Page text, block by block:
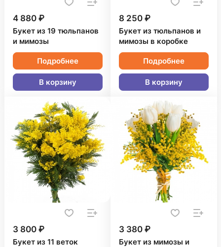
4 880 ₽
Букет из 19 тюльпанов
и мимозы
Подробнее
В корзину
8 250 ₽
Букет из тюльпанов и
мимозы в коробке
Подробнее
В корзину
3 800 ₽
Букет из 11 веток
3 380 ₽
Букет из мимозы и